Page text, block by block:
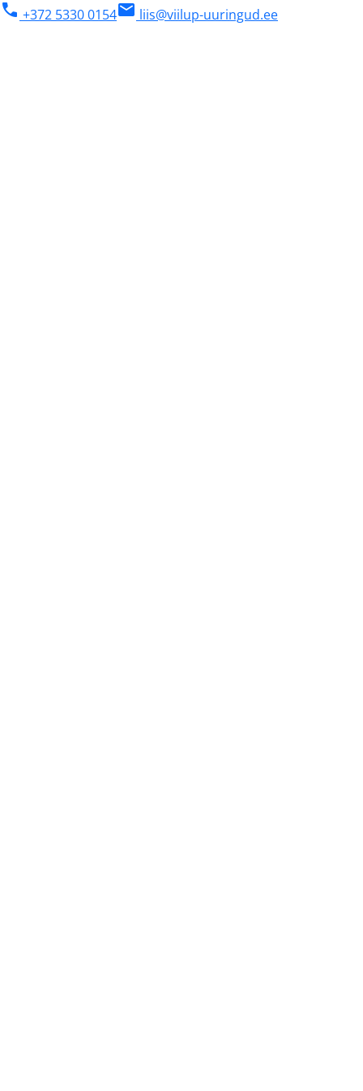
phone +372 5330 0154mail liis@viilup-uuringud.ee